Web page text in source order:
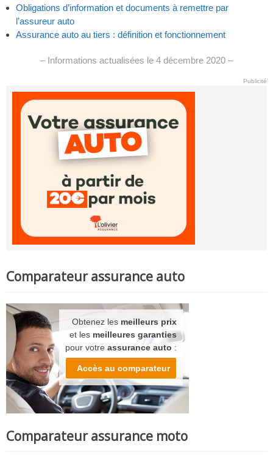
Obligations d’information et documents à remettre par
l’assureur auto
Assurance auto au tiers : définition et fonctionnement
– Informations actualisées le 4 décembre 2020 –
Publicité
Comparateur assurance auto
Obtenez les meilleurs prix
et les meilleures garanties
pour votre assurance auto :
Accès au comparateur
Comparateur assurance moto